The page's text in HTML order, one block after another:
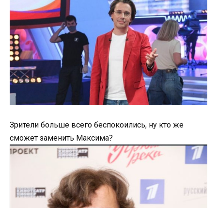
Зрители больше всего беспокоились, ну кто же
сможет заменить Максима?